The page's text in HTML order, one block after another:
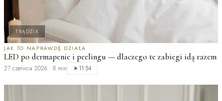
TRĄDZIK
JAK TO NAPRAWDĘ DZIAŁA
LED po dermapenie i peelingu — dlaczego te zabiegi idą razem
27 czerwca 2026 · 8 min 11:54